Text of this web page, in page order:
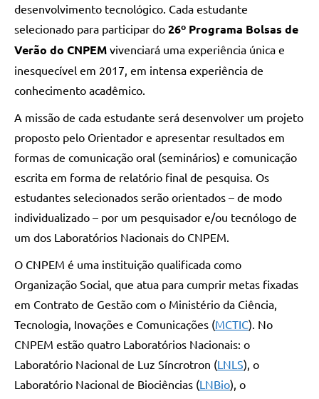
desenvolvimento tecnológico. Cada estudante
selecionado para participar do 26º Programa Bolsas de
Verão do CNPEM vivenciará uma experiência única e
inesquecível em 2017, em intensa experiência de
conhecimento acadêmico.
A missão de cada estudante será desenvolver um projeto
proposto pelo Orientador e apresentar resultados em
formas de comunicação oral (seminários) e comunicação
escrita em forma de relatório final de pesquisa. Os
estudantes selecionados serão orientados – de modo
individualizado – por um pesquisador e/ou tecnólogo de
um dos Laboratórios Nacionais do CNPEM.
O CNPEM é uma instituição qualificada como
Organização Social, que atua para cumprir metas fixadas
em Contrato de Gestão com o Ministério da Ciência,
Tecnologia, Inovações e Comunicações (MCTIC). No
CNPEM estão quatro Laboratórios Nacionais: o
Laboratório Nacional de Luz Síncrotron (LNLS), o
Laboratório Nacional de Biociências (LNBio), o